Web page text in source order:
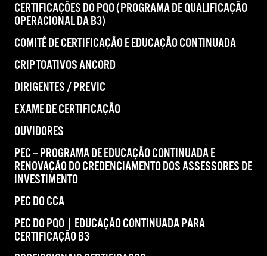
CERTIFICAÇÕES DO PQO (PROGRAMA DE QUALIFICAÇÃO
OPERACIONAL DA B3)
COMITÊ DE CERTIFICAÇÃO E EDUCAÇÃO CONTINUADA
CRIPTOATIVOS ANCORD
DIRIGENTES / PREVIC
EXAME DE CERTIFICAÇÃO
OUVIDORES
PEC – PROGRAMA DE EDUCAÇÃO CONTINUADA E
RENOVAÇÃO DO CREDENCIAMENTO DOS ASSESSORES DE
INVESTIMENTO
PEC DO CCA
PEC DO PQO | EDUCAÇÃO CONTINUADA PARA
CERTIFICAÇÃO B3